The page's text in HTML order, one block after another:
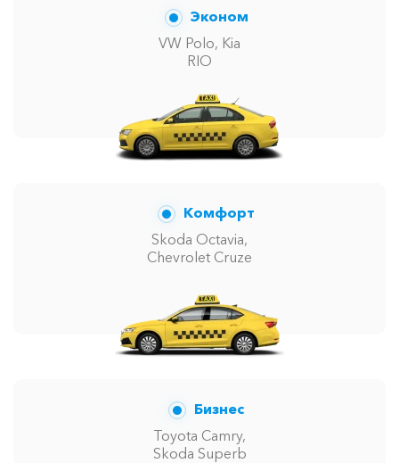
Эконом
VW Polo, Kia
RIO
Комфорт
Skoda Octavia,
Chevrolet Cruze
Бизнес
Toyota Camry,
Skoda Superb